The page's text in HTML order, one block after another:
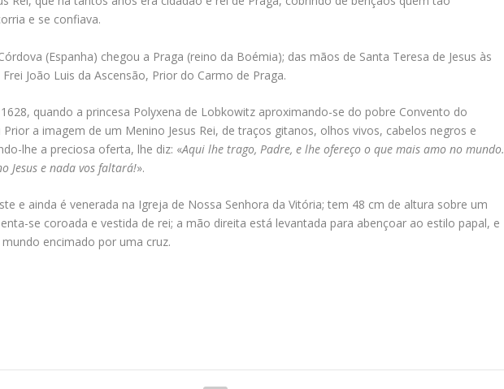
e se confiava.
(Espanha) chegou a Praga (reino da Boémia); das mãos de Santa Teresa de Jesus às
João Luis da Ascensão, Prior do Carmo de Praga.
quando a princesa Polyxena de Lobkowitz aproximando-se do pobre Convento do
a imagem de um Menino Jesus Rei, de traços gitanos, olhos vivos, cabelos negros e
lhe a preciosa oferta, lhe diz: «Aqui lhe trago, Padre, e lhe ofereço o que mais amo no mundo.
Jesus e nada vos faltará!».
e ainda é venerada na Igreja de Nossa Senhora da Vitória; tem 48 cm de altura sobre um
se coroada e vestida de rei; a mão direita está levantada para abençoar ao estilo papal, e
encimado por uma cruz.